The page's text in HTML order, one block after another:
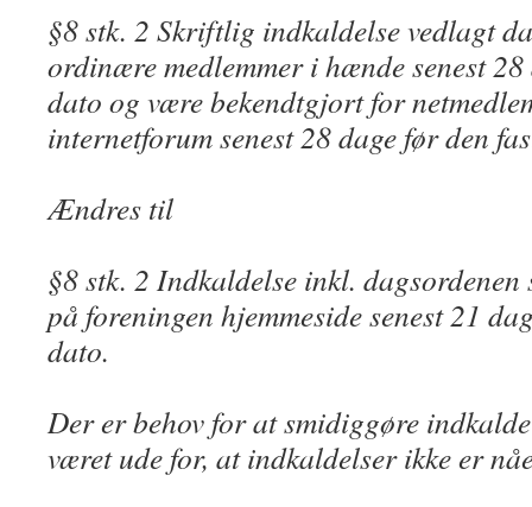
§8 stk. 2 Skriftlig indkaldelse vedlagt
ordinære medlemmer i hænde senest
dato og være bekendtgjort for
internetforum senest 28 dage før den
Ændres til
§8 stk. 2 Indkaldelse inkl.
på foreningen hjemmeside senest 21
dato.
Der er behov for at smidiggøre
været ude for, at indkaldelser ikke er